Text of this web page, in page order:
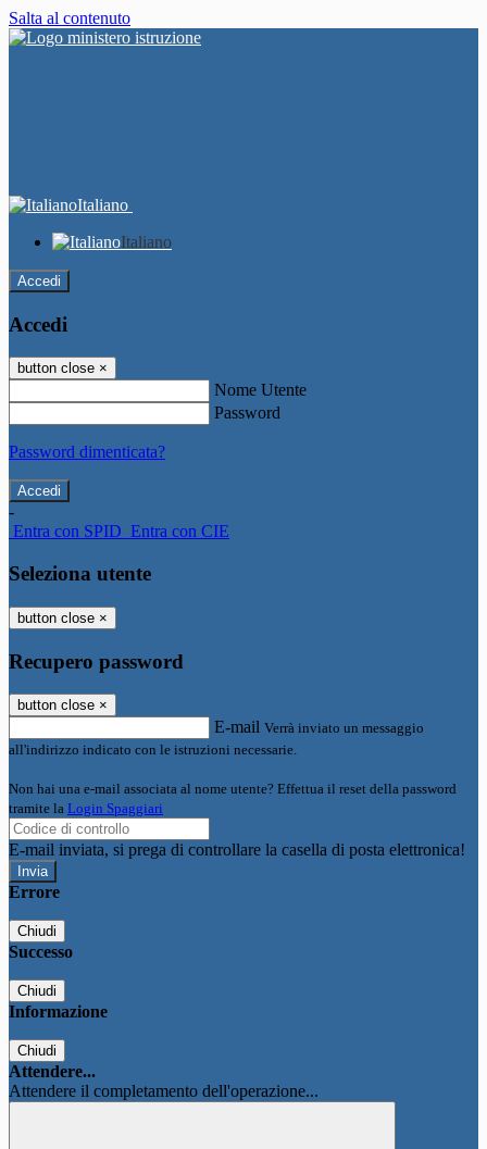
Salta al contenuto
Italiano
Italiano
Accedi
Accedi
button close ×
Nome Utente
Password
Password dimenticata?
-
Entra con SPID Entra con CIE
Seleziona utente
button close ×
Recupero password
button close ×
E-mail Verrà inviato un messaggio
all'indirizzo indicato con le istruzioni necessarie.
Non hai una e-mail associata al nome utente? Effettua il reset della password
tramite la Login Spaggiari
E-mail inviata, si prega di controllare la casella di posta elettronica!
Errore
Chiudi
Successo
Chiudi
Informazione
Chiudi
Attendere...
Attendere il completamento dell'operazione...